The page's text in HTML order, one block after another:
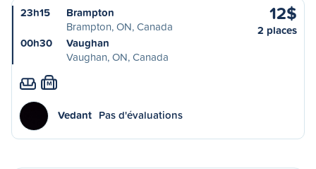
23h15
Brampton
Brampton, ON, Canada
00h30
Vaughan
Vaughan, ON, Canada
12$
2 places
M
Vedant Pas d'évaluations